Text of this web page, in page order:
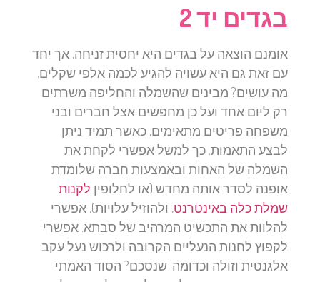
בגדים יד 2
אומנם הוצאה על בגדים היא יחסית זניחה, אך יחד
עם זאת גם היא עשויה להגיע לכמה אלפי שקלים.
מה עושים? מבינים שהשמלה והחליפה משרתים
רק ליום אחד ועל כן מחפשים אצל חברים ובני
משפחה פריטים מתאימים, כאשר תמיד ניתן
לבצע התאמות. כך למשל אפשרי לקחת את
השמלה של האחות ובאמצעות חברה שלומדת
אופנה לסדר אותה מחדש (או לחלופין לקנות
שמלת כלה באינטרנט, ולהוזיל עלויות). אפשרי
להלוות את התכשיט המרהיב של סבתא. אפשרי
לקפוץ לחנות הנעליים הקרובה ולרכוש נעל עקב
אלגנטית וזולה וכדומה. שנסכם? הסוד האמתי